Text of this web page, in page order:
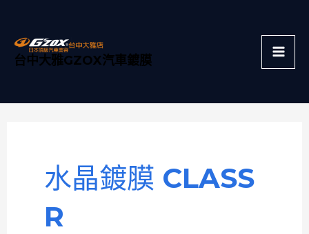
容
台中大雅GZOX汽車鍍膜
水晶鍍膜 CLASS
R